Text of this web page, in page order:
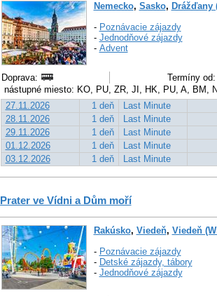
Nemecko, Sasko, Drážďany
- Poznávacie zájazdy
- Jednodňové zájazdy
- Advent
Doprava:
Termíny
nástupné miesto: KO, PU, ZR, JI, HK, PU, A, BM,
27.11.2026
1 deň
Last Minute
28.11.2026
1 deň
Last Minute
29.11.2026
1 deň
Last Minute
01.12.2026
1 deň
Last Minute
03.12.2026
1 deň Last Minute
Prater ve Vídni a Dům moří
Rakúsko, Viedeň, Viedeň
- Poznávacie zájazdy
- Detské zájazdy, tábory
- Jednodňové zájazdy